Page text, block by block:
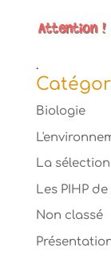
.
Biologie
La sélection
Les PIHP
Non classé